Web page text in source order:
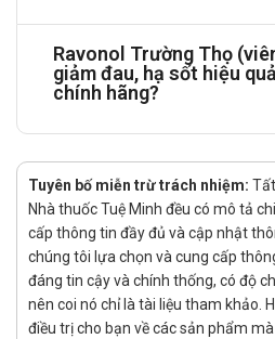
Tác dụng phụ có thể
Ban đỏ, mày đay, đau đầu, khô
mặt, nhịp tim nhanh, buồn
Thông tin với bác sĩ các sản
dụng.
Lý do nên mua Ravonol
nén) tại nhà thuốc
Sản phẩm chính hãng.
Ravonol Trường Thọ
giảm đau, hạ sốt hiệu
chính hãng?
Tuyên bố miễn trừ trách nhiệm:
Nhà thuốc Tuệ Minh đều có mô tả
cấp thông tin đầy đủ và cập nhật
chúng tôi lựa chọn và cung cấp
đáng tin cậy và chính thống, có độ
nên coi nó chỉ là tài liệu tham khảo.
điều trị cho bạn về các sản phẩm